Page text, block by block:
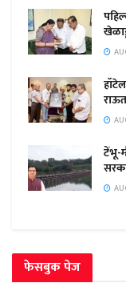
टेंभू-
फेसबुक पेज